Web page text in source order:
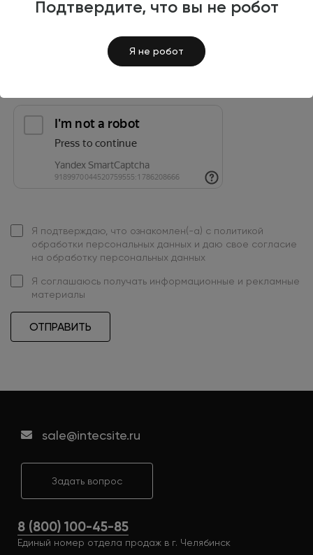
Подтвердите, что вы не робот
Я не робот
Я подтверждаю, что ознакомлен(-а) с политикой
обработки персональных данных и даю свое согласие
на обработку персональных данных
Я соглашаюсь получать информационные и рекламные
материалы
ОТПРАВИТЬ
sale@intecsite.ru
Задать вопрос
8 (800) 100-45-85
Единый номер отдела продаж в г. Челябинск